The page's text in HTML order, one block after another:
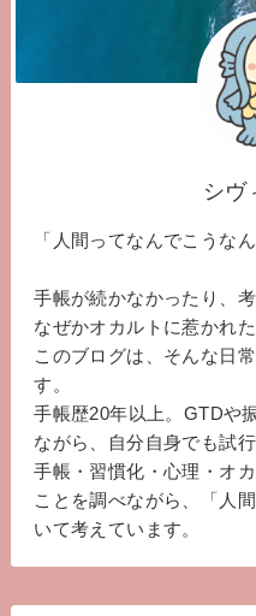
シヴ
「人間ってなんでこうな
手帳が続かなかったり、
なぜかオカルトに惹かれた
このブログは、そんな日
す。
手帳歴20年以上。GTDや
ながら、自分自身でも試
手帳・習慣化・心理・オ
ことを調べながら、「人
いて考えています。